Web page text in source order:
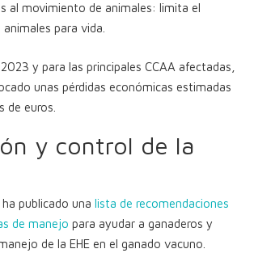
al movimiento de animales: limita el
para vida.
y para las principales CCAA afectadas,
unas pérdidas económicas estimadas
de euros.
y control de la
publicado una lista de recomendaciones
de manejo para ayudar a ganaderos y
de la EHE en el ganado vacuno.